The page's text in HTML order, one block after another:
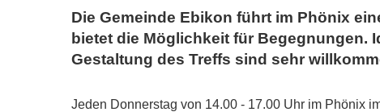
Die Gemeinde Ebikon führt im Phönix
bietet die Möglichkeit für Begegnungen.
Gestaltung des Treffs sind sehr
Jeden Donnerstag von 14.00 - 17.00 Uhr im Phönix